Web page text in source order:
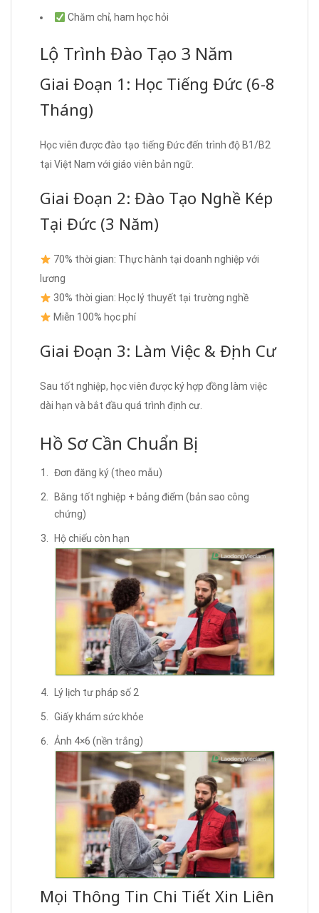
Chăm chỉ, ham học hỏi
Lộ Trình Đào Tạo 3 Năm
Giai Đoạn 1: Học Tiếng Đức (6-8
Tháng)
Học viên được đào tạo tiếng Đức đến trình độ B1/B2
tại Việt Nam với giáo viên bản ngữ.
Giai Đoạn 2: Đào Tạo Nghề Kép
Tại Đức (3 Năm)
70% thời gian: Thực hành tại doanh nghiệp với
lương
30% thời gian: Học lý thuyết tại trường nghề
Miễn 100% học phí
Giai Đoạn 3: Làm Việc & Định Cư
Sau tốt nghiệp, học viên được ký hợp đồng làm việc
dài hạn và bắt đầu quá trình định cư.
Hồ Sơ Cần Chuẩn Bị
Đơn đăng ký (theo mẫu)
Bằng tốt nghiệp + bảng điểm (bản sao công
chứng)
Hộ chiếu còn hạn
Lý lịch tư pháp số 2
Giấy khám sức khỏe
Ảnh 4×6 (nền trắng)
Mọi Thông Tin Chi Tiết Xin Liên